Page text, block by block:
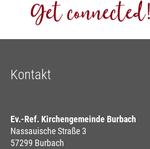
Kontakt
Ev.-Ref. Kirchengemeinde Burbach
Nassauische Straße 3
57299 Burbach